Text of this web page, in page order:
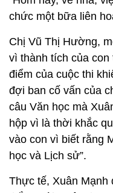
chức một bữa liên
Chị Vũ Thị Hường,
vì thành tích của
điểm của cuộc thi
đợi ban cố vấn của
câu Văn học mà
hộp vì là thời khắc
vào con vì biết rằng
học và Lịch sử”.
Thực tế, Xuân Mạnh